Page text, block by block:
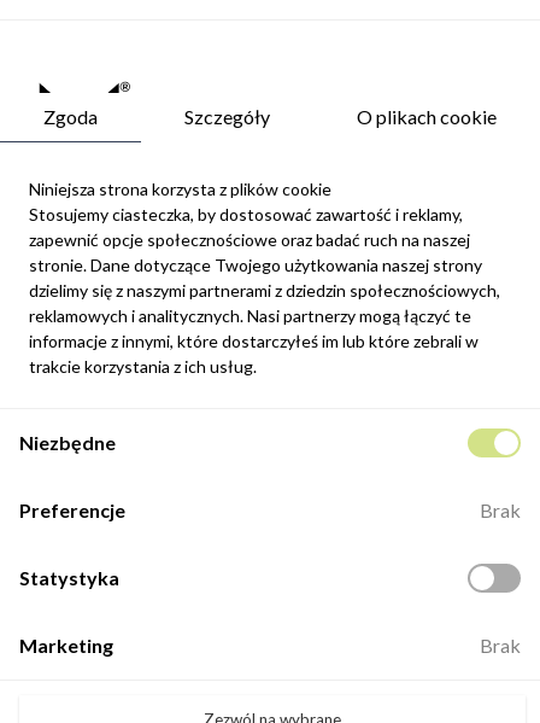
Newsletter
Możesz zrezygnować w każdej chwili. W tym celu należy odnaleźć
szczegóły w naszej informacji prawnej.
Zapisz się
internetowego.
Kontakt
Otwarte: 8:00 -16:00
Zgoda Szczegóły O plikach cookie
Niniejsza strona korzysta z plików cookie
Stosujemy ciasteczka, by dostosować zawartość i reklamy,
zapewnić opcje społecznościowe oraz badać ruch na naszej
stronie. Dane dotyczące Twojego użytkowania naszej strony
dzielimy się z naszymi partnerami z dziedzin społecznościowych,
reklamowych i analitycznych. Nasi partnerzy mogą łączyć te
informacje z innymi, które dostarczyłeś im lub które zebrali w
trakcie korzystania z ich usług.
Niezbędne
Preferencje Brak
Statystyka
Marketing Brak